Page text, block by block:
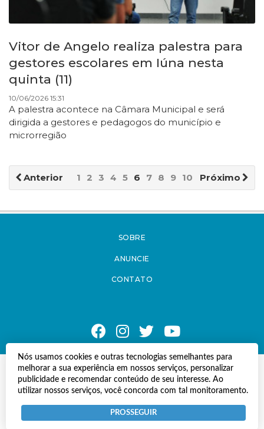
Nós usamos cookies e outras tecnologias semelhantes para
melhorar a sua experiência em nossos serviços, personalizar
publicidade e recomendar conteúdo de seu interesse. Ao
utilizar nossos serviços, você concorda com tal monitoramento.
PROSSEGUIR
Vitor de Angelo realiza palestra para
gestores escolares em Iúna nesta
quinta (11)
10/06/2026 15:31
A palestra acontece na Câmara Municipal e será
dirigida a gestores e pedagogos do município e
microrregião
Anterior Próximo
1 2 3 4 5 6 7 8 9 10
SOBRE
ANUNCIE
CONTATO
© Copyright 2021 A Notícia do Caparaó.
Todos os direitos reservados.
Desenvolvido por
Termos e Políticas de Uso